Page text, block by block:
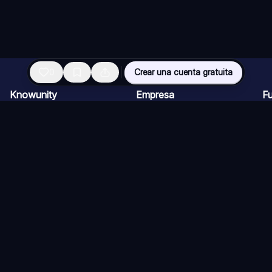
Crear una cuenta gratuita
Knowunity Empresa